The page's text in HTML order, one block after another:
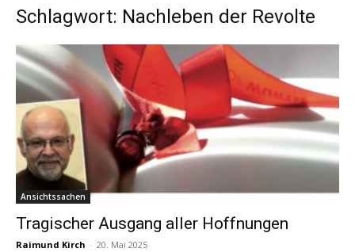
Schlagwort: Nachleben der Revolte
Ansichtssachen
Tragischer Ausgang aller Hoffnungen
Raimund Kirch - 20. Mai 2025